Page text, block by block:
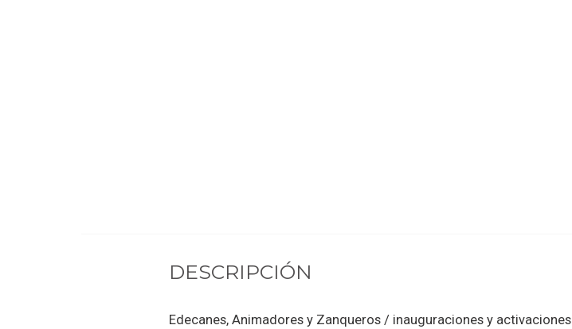
DESCRIPCIÓN
Edecanes, Animadores y Zanqueros / inauguraciones y activaciones